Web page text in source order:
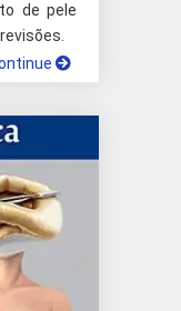
de pele